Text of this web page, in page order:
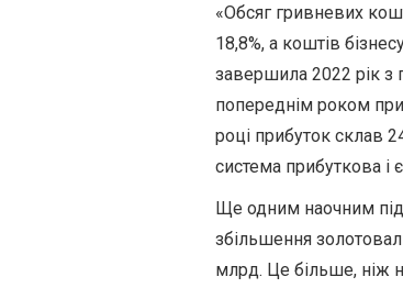
«Обсяг гривневих
18,8%, а коштів
завершила 2022 рік з
попереднім роком
році прибуток склав
система прибуткова і
Ще одним наочним
збільшення
млрд. Це більше, ніж